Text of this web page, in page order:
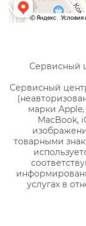
Сервисный
Сервисный
марки Apple,
MacBook,
товарными
услугах в